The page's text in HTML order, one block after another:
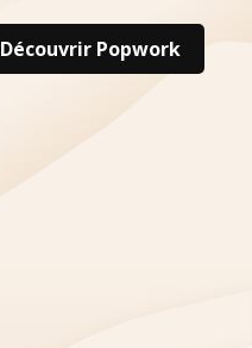
Découvrir Popwork